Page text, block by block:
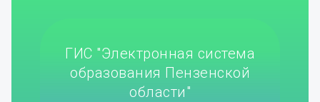
ГИС "Электронная система
образования Пензенской
области"